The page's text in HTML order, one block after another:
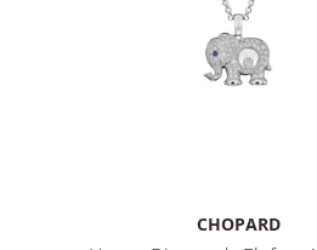
CHOPARD